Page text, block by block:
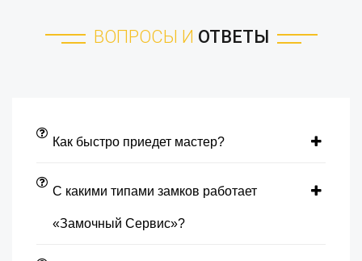
ВОПРОСЫ И ОТВЕТЫ
Как быстро приедет мастер?
С какими типами замков работает
«Замочный Сервис»?